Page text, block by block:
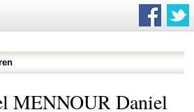
MENNOUR Daniel